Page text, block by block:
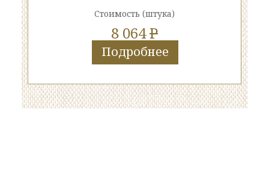
Стоимость (штука)
8 064P
Подробнее